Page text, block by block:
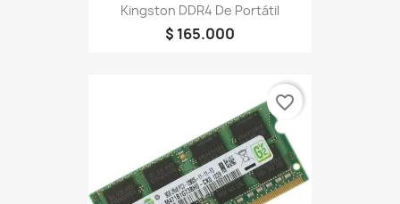
Kingston DDR4 De Portátil
$ 165.000
favorite_border